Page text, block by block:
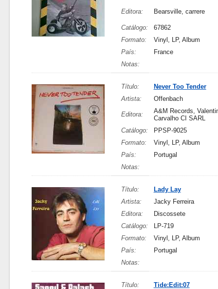
Editora: Bearsville, carrere
Catálogo:
67862
Formato:
Vinyl, LP, Album
País:
France
Notas:
Título:
Never Too Tender
Artista:
Offenbach
Editora:
A&M Records,
Carvalho CI SARL
Catálogo:
PPSP-9025
Formato:
Vinyl, LP, Album
País:
Portugal
Notas:
Título:
Lady Lay
Artista:
Jacky Ferreira
Editora:
Discossete
Catálogo:
LP-719
Formato:
Vinyl, LP, Album
País:
Portugal
Notas:
Título:
Tide:Edit:07